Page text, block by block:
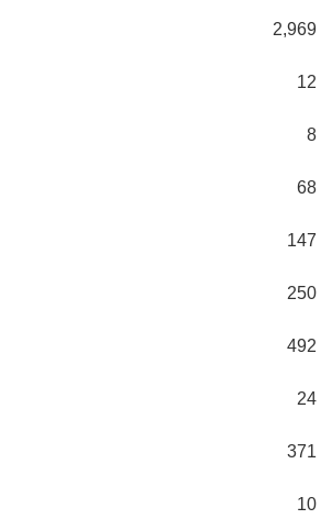
2,969
12
8
68
147
250
492
24
371
10